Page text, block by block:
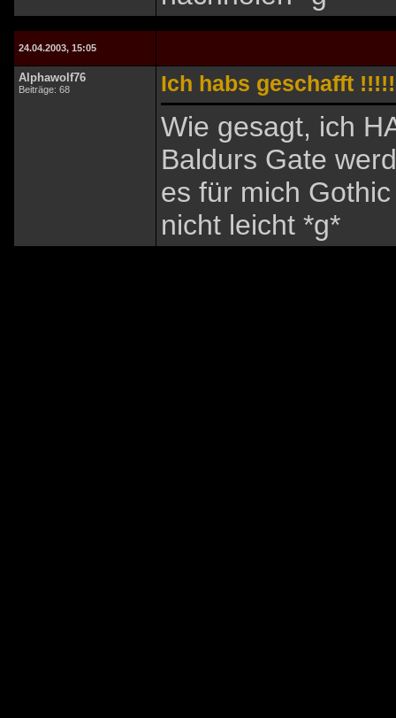
24.04.2003, 15:05
Alphawolf76
Beiträge: 68 Ich habs geschafft !!!!!
Wie gesagt, ich
Baldurs Gate
es für mich
nicht leicht *g*